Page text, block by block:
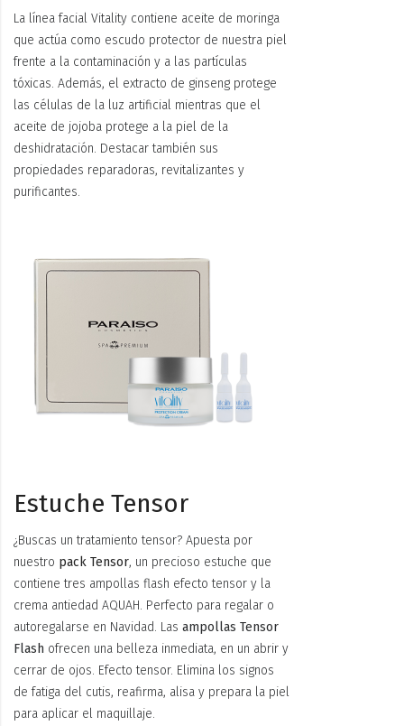
La línea facial Vitality contiene aceite de moringa
que actúa como escudo protector de nuestra piel
frente a la contaminación y a las partículas
tóxicas. Además, el extracto de ginseng protege
las células de la luz artificial mientras que el
aceite de jojoba protege a la piel de la
deshidratación. Destacar también sus
propiedades reparadoras, revitalizantes y
purificantes.
Estuche Tensor
¿Buscas un tratamiento tensor? Apuesta por
nuestro pack Tensor, un precioso estuche que
contiene tres ampollas flash efecto tensor y la
crema antiedad AQUAH. Perfecto para regalar o
autoregalarse en Navidad. Las ampollas Tensor
Flash ofrecen una belleza inmediata, en un abrir y
cerrar de ojos. Efecto tensor. Elimina los signos
de fatiga del cutis, reafirma, alisa y prepara la piel
para aplicar el maquillaje.